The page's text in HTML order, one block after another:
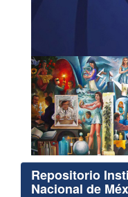
Repositorio
Nacional de